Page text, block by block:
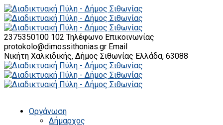
2375350100 102 Τηλέφωνο Επικοινωνίας
protokolo@dimossithonias.gr Email
Νικήτη Χαλκιδικής, Δήμος Σιθωνίας Ελλάδα, 63088
Οργάνωση
Δήμαρχος